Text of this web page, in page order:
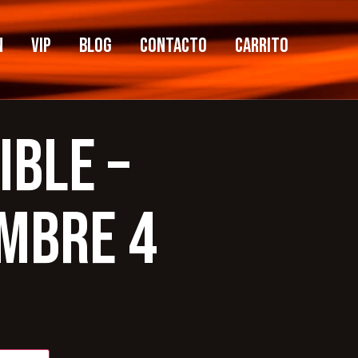
VIP Blog Contacto Carrito
–
4